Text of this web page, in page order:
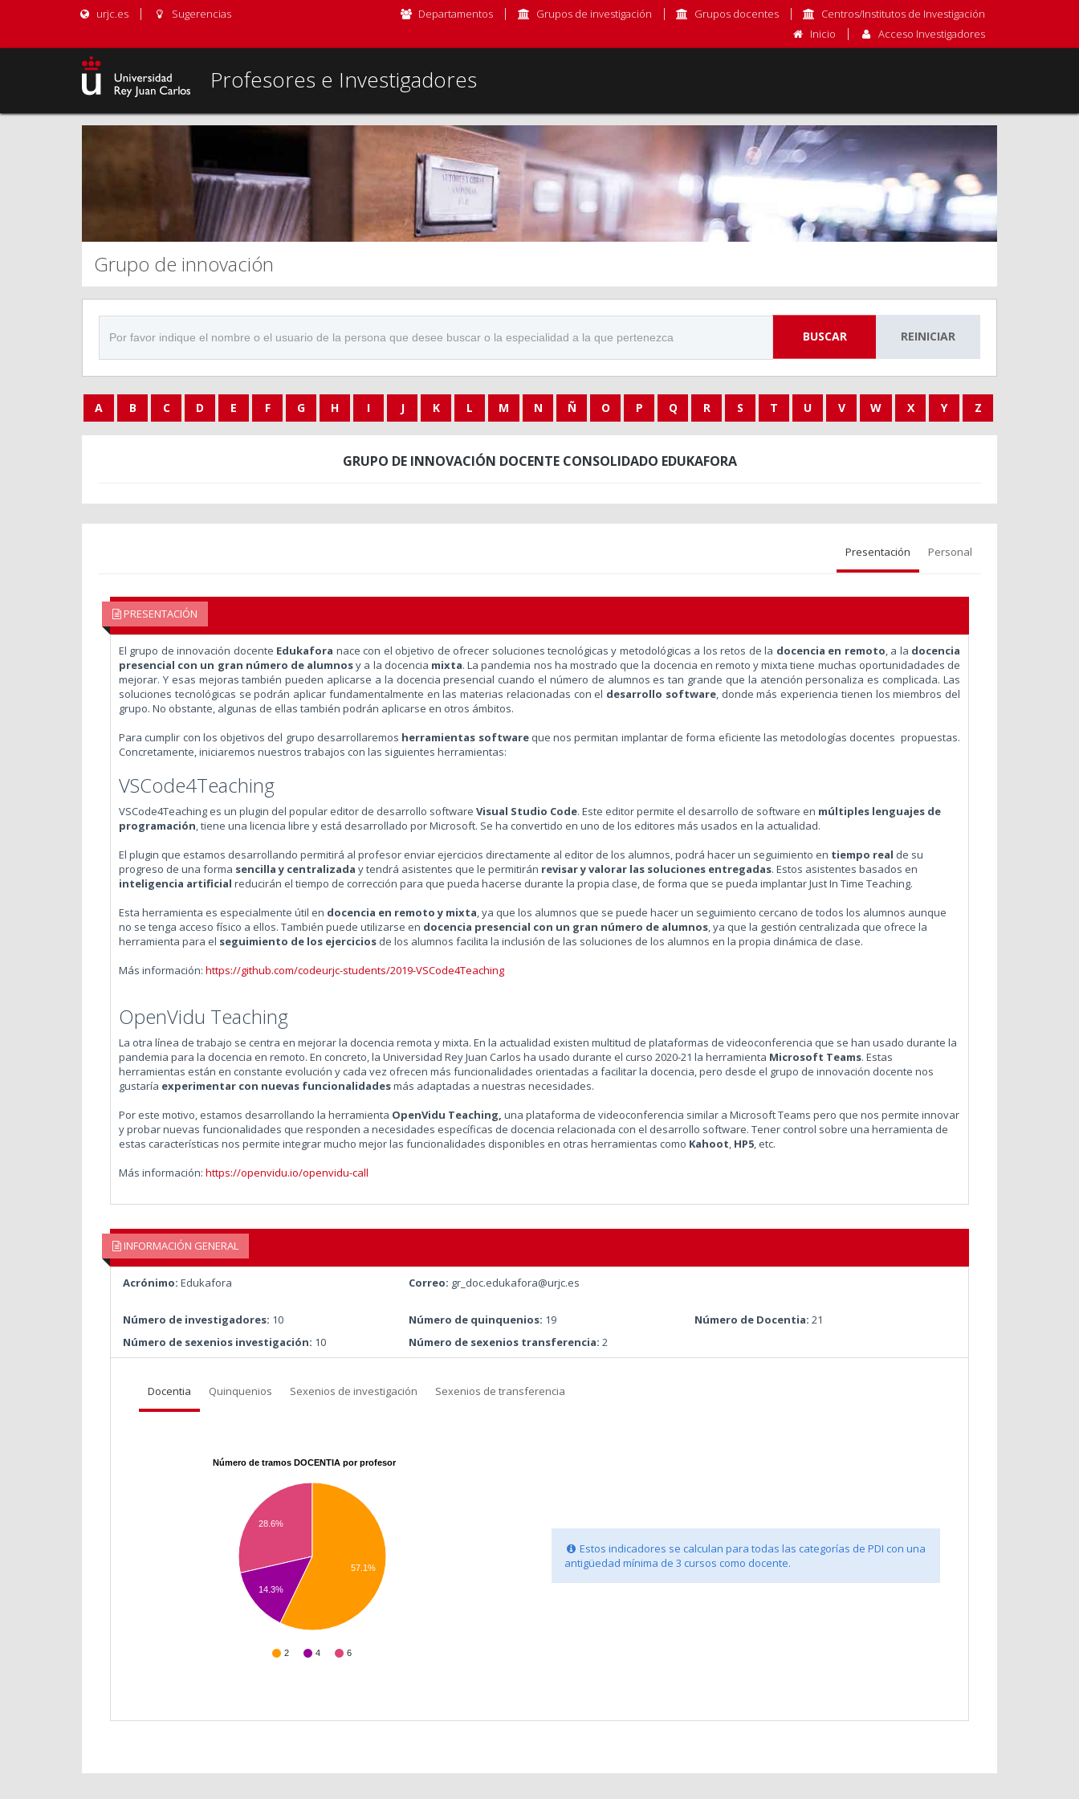
urjc.es Sugerencias Departamentos Grupos de investigación Grupos docentes
Centros/Institutos de Investigación
Inicio
Acceso Investigadores
Profesores e Investigadores
Grupo de innovación
BUSCAR REINICIAR
A B C D E F G H I J K L M N Ñ O P Q R S T U V W X Y Z
GRUPO DE INNOVACIÓN DOCENTE CONSOLIDADO EDUKAFORA
Presentación Personal
PRESENTACIÓN
El grupo de innovación docente Edukafora nace con el objetivo de ofrecer soluciones tecnológicas y metodológicas a los retos de la docencia en remoto , a la docencia
presencial con un gran número de alumnosy a la docencia mixta. La pandemia nos ha mostrado que la docencia en remoto y mixta tiene muchas oportunidadades de
mejorar. Y esas mejoras también pueden aplicarse a la docencia presencial cuando el número de alumnos es tan grande que la atención personaliza es complicada. Las
soluciones tecnológicas se podrán aplicar fundamentalmente en las materias relacionadas con el desarrollo software, donde más experiencia tienen los miembros del
grupo. No obstante, algunas de ellas también podrán aplicarse en otros ámbitos.
Para cumplir con los objetivos del grupo desarrollaremos herramientas softwareque nos permitan implantar de forma eficiente las metodologías docentes propuestas.
Concretamente, iniciaremos nuestros trabajos con las siguientes herramientas:
VSCode4Teaching
VSCode4Teaching es un plugin del popular editor de desarrollo software Visual Studio Code. Este editor permite el desarrollo de software en múltiples lenguajes de
programación , tiene una licencia libre y está desarrollado por Microsoft. Se ha convertido en uno de los editores más usados en la actualidad.
El plugin que estamos desarrollando permitirá al profesor enviar ejercicios directamente al editor de los alumnos, podrá hacer un seguimiento en tiempo real de su
progreso de una forma sencilla y centralizada y tendrá asistentes que le permitirán revisar y valorar las soluciones entregadas. Estos asistentes basados en
inteligencia artificial reducirán el tiempo de corrección para que pueda hacerse durante la propia clase, de forma que se pueda implantar Just In Time Teaching.
Esta herramienta es especialmente útil en docencia en remoto y mixta , ya que los alumnos que se puede hacer un seguimiento cercano de todos los alumnos aunque
no se tenga acceso físico a ellos. También puede utilizarse en docencia presencial con un gran número de alumnos , ya que la gestión centralizada que ofrece la
herramienta para el seguimiento de los ejercicios de los alumnos facilita la inclusión de las soluciones de los alumnos en la propia dinámica de clase.
Más información: https://github.com/codeurjc-students/2019-VSCode4Teaching
OpenVidu Teaching
La otra línea de trabajo se centra en mejorar la docencia remota y mixta. En la actualidad existen multitud de plataformas de videoconferencia que se han usado durante la
pandemia para la docencia en remoto. En concreto, la Universidad Rey Juan Carlos ha usado durante el curso 2020-21 la herramienta Microsoft Teams. Estas
herramientas están en constante evolución y cada vez ofrecen más funcionalidades orientadas a facilitar la docencia, pero desde el grupo de innovación docente nos
gustaría experimentar con nuevas funcionalidadesmás adaptadas a nuestras necesidades.
Por este motivo, estamos desarrollando la herramienta OpenVidu Teaching, una plataforma de videoconferencia similar a Microsoft Teams pero que nos permite innovar
y probar nuevas funcionalidades que responden a necesidades específicas de docencia relacionada con el desarrollo software. Tener control sobre una herramienta de
estas características nos permite integrar mucho mejor las funcionalidades disponibles en otras herramientas como Kahoot HP5 , etc.
Más información: https://openvidu.io/openvidu-call
INFORMACIÓN GENERAL
Acrónimo: Edukafora Correo: gr_doc.edukafora@urjc.es
Número de investigadores: 10 Número de quinquenios: 19 Número de Docentia: 21
Número de sexenios investigación: 10 Número de sexenios transferencia: 2
Docentia Quinquenios Sexenios de investigación Sexenios de transferencia
Número de tramos DOCENTIA por profesor
2 4 6
28.6%
14.3%
57.1%
Estos indicadores se calculan para todas las categorías de PDI con una
antigüedad mínima de 3 cursos como docente.